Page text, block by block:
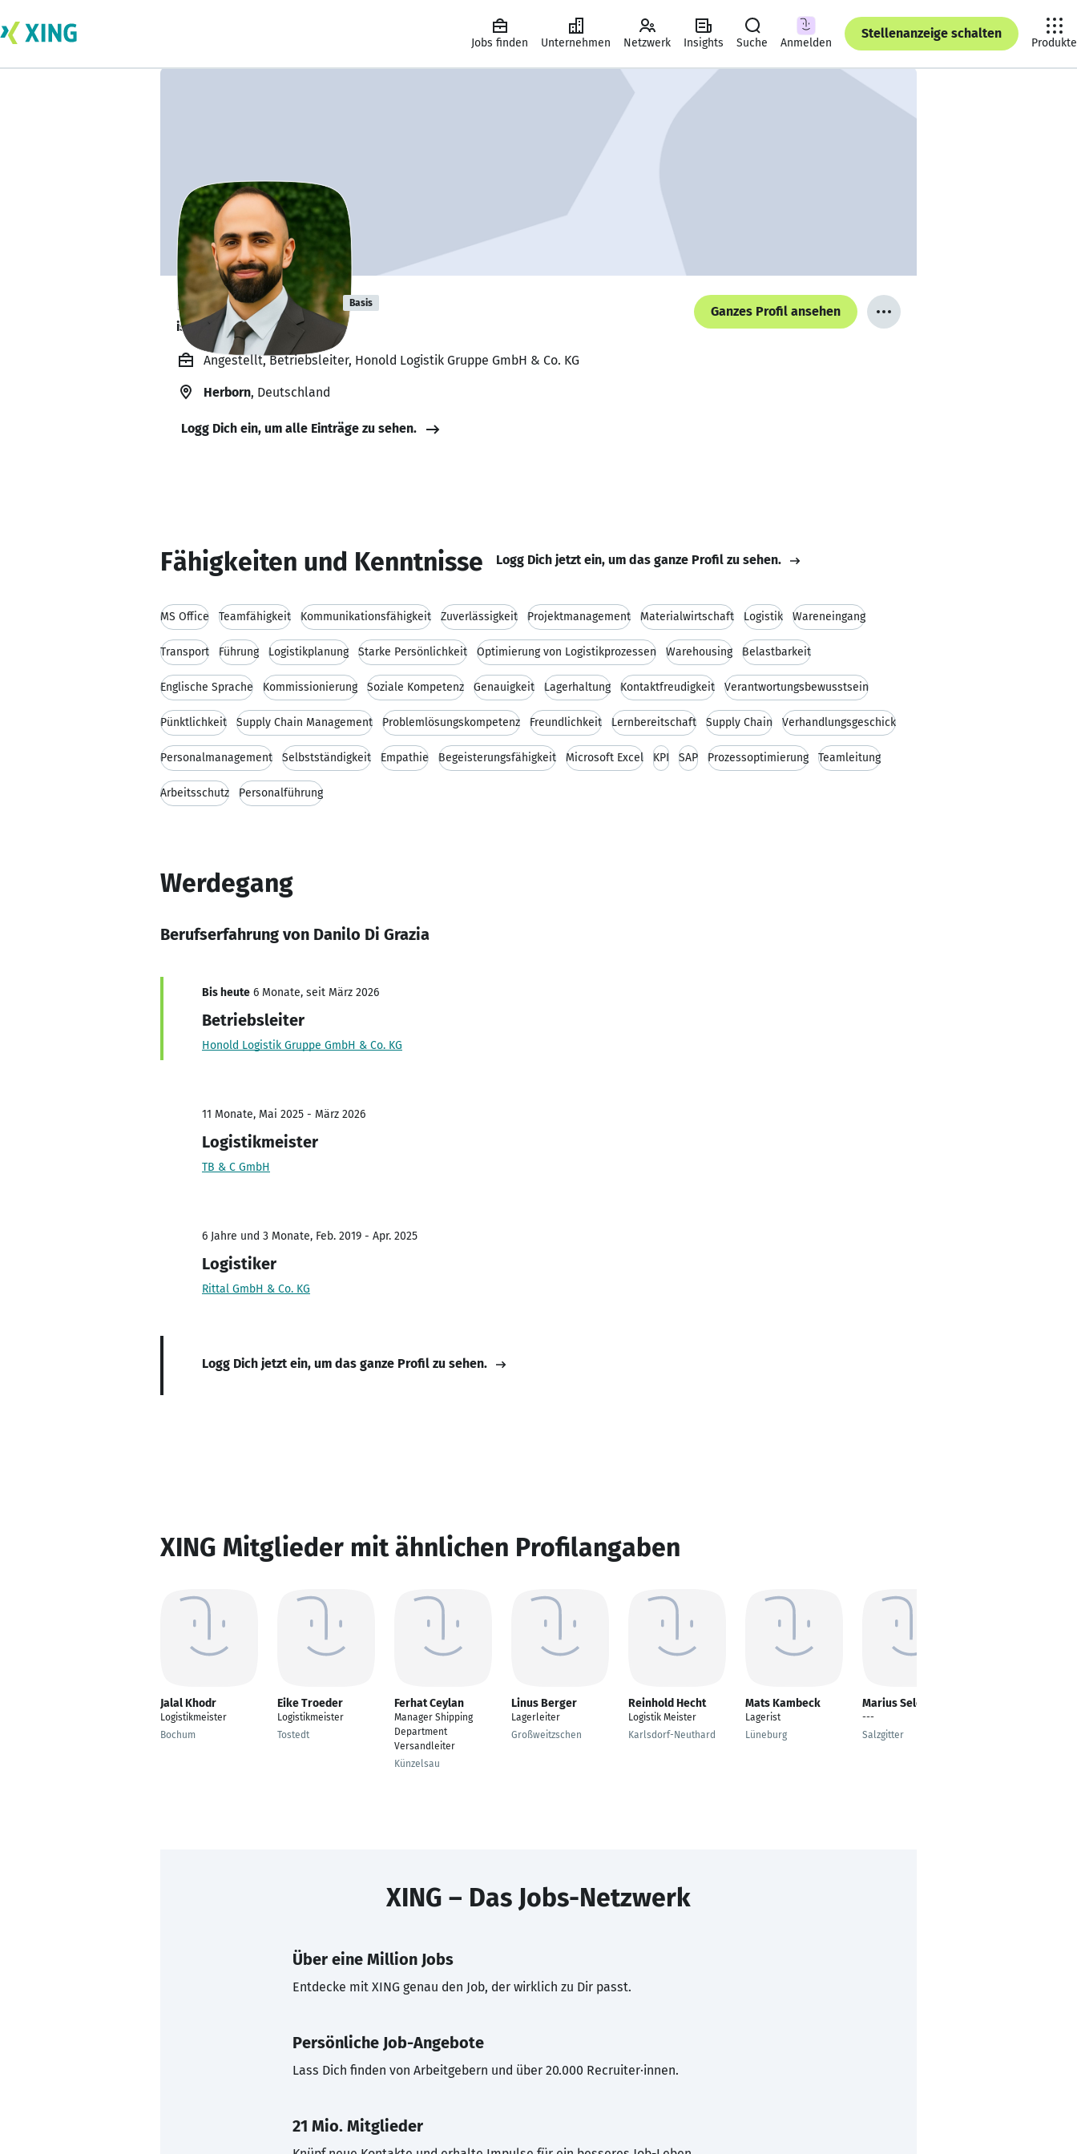
Jobs finden Unternehmen Netzwerk Insights Suche Anmelden
Stellenanzeige schalten
Produkte
Danilo Di Grazia Basis
ist offen für Projekte. 🔎
Ganzes Profil ansehen
Angestellt, Betriebsleiter, Honold Logistik Gruppe GmbH & Co. KG
Herborn, Deutschland
Logg Dich ein, um alle Einträge zu sehen.
Fähigkeiten und Kenntnisse Logg Dich jetzt ein, um das ganze Profil zu sehen.
MS Office Teamfähigkeit Kommunikationsfähigkeit Zuverlässigkeit Projektmanagement Materialwirtschaft Logistik Wareneingang
Transport Führung Logistikplanung Starke Persönlichkeit Optimierung von Logistikprozessen Warehousing Belastbarkeit
Englische Sprache Kommissionierung Soziale Kompetenz Genauigkeit Lagerhaltung Kontaktfreudigkeit Verantwortungsbewusstsein
Pünktlichkeit Supply Chain Management Problemlösungskompetenz Freundlichkeit Lernbereitschaft Supply Chain Verhandlungsgeschick
Personalmanagement Selbstständigkeit Empathie Begeisterungsfähigkeit Microsoft Excel KPI SAP Prozessoptimierung Teamleitung
Arbeitsschutz Personalführung
Werdegang
Berufserfahrung von Danilo Di Grazia
Bis heute 6 Monate, seit März 2026
Betriebsleiter
Honold Logistik Gruppe GmbH & Co. KG
11 Monate, Mai 2025 - März 2026
Logistikmeister
TB & C GmbH
6 Jahre und 3 Monate, Feb. 2019 - Apr. 2025
Logistiker
Rittal GmbH & Co. KG
Logg Dich jetzt ein, um das ganze Profil zu sehen.
XING Mitglieder mit ähnlichen Profilangaben
Jalal Khodr
Logistikmeister
Bochum
Eike Troeder
Logistikmeister
Tostedt
Ferhat Ceylan
Manager Shipping
Department
Versandleiter
Künzelsau
Linus Berger
Lagerleiter
Großweitzschen
Reinhold Hecht
Logistik Meister
Karlsdorf-Neuthard
Mats Kambeck
Lagerist
Lüneburg
Marius Selonke
---
Salzgitter
XING – Das Jobs-Netzwerk
Über eine Million Jobs
Entdecke mit XING genau den Job, der wirklich zu Dir passt.
Persönliche Job-Angebote
Lass Dich finden von Arbeitgebern und über 20.000 Recruiter·innen.
21 Mio. Mitglieder